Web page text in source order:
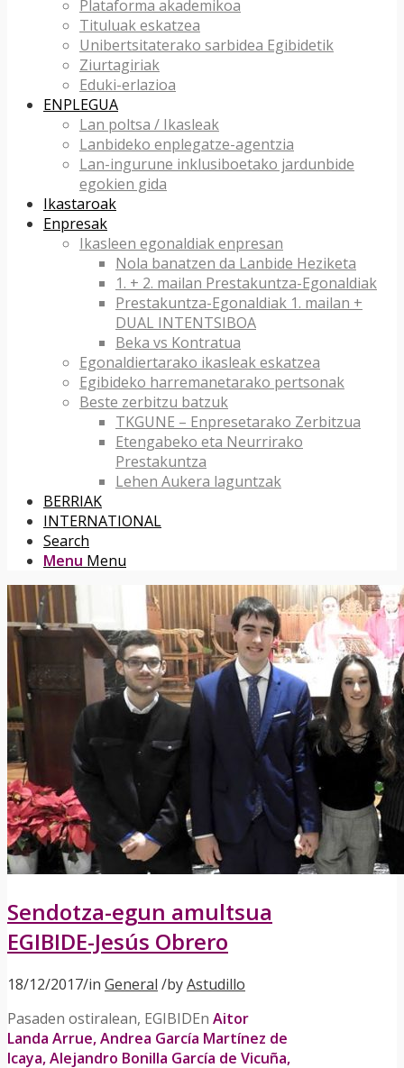
Plataforma akademikoa
Tituluak eskatzea
Unibertsitaterako sarbidea Egibidetik
Ziurtagiriak
Eduki-erlazioa
ENPLEGUA
Lan poltsa / Ikasleak
Lanbideko enplegatze-agentzia
Lan-ingurune inklusiboetako jardunbide
egokien gida
Ikastaroak
Enpresak
Ikasleen egonaldiak enpresan
Nola banatzen da Lanbide Heziketa
1. + 2. mailan Prestakuntza-Egonaldiak
Prestakuntza-Egonaldiak 1. mailan +
DUAL INTENTSIBOA
Beka vs Kontratua
Egonaldiertarako ikasleak eskatzea
Egibideko harremanetarako pertsonak
Beste zerbitzu batzuk
TKGUNE – Enpresetarako Zerbitzua
Etengabeko eta Neurrirako
Prestakuntza
Lehen Aukera laguntzak
BERRIAK
INTERNATIONAL
Search
Menu Menu
Sendotza-egun amultsua
EGIBIDE-Jesús Obrero
18/12/2017/in General /byAstudillo
Pasaden ostiralean, EGIBIDEn Aitor
Landa Arrue, Andrea García Martínez de
Icaya, Alejandro Bonilla García de Vicuña,